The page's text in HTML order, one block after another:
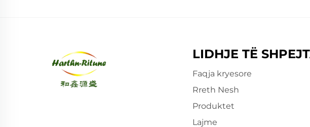
LIDHJE TË
Faqja kryesore
Rreth Nesh
Produktet
Lajme